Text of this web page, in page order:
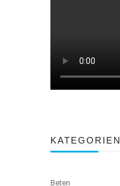
KATEGORIEN
Beten